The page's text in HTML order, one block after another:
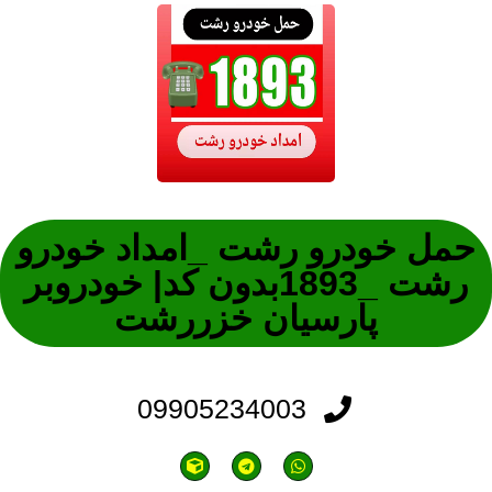
حمل خودرو رشت _امداد خودرو
رشت _1893بدون کد| خودروبر
پارسیان خزررشت
09905234003